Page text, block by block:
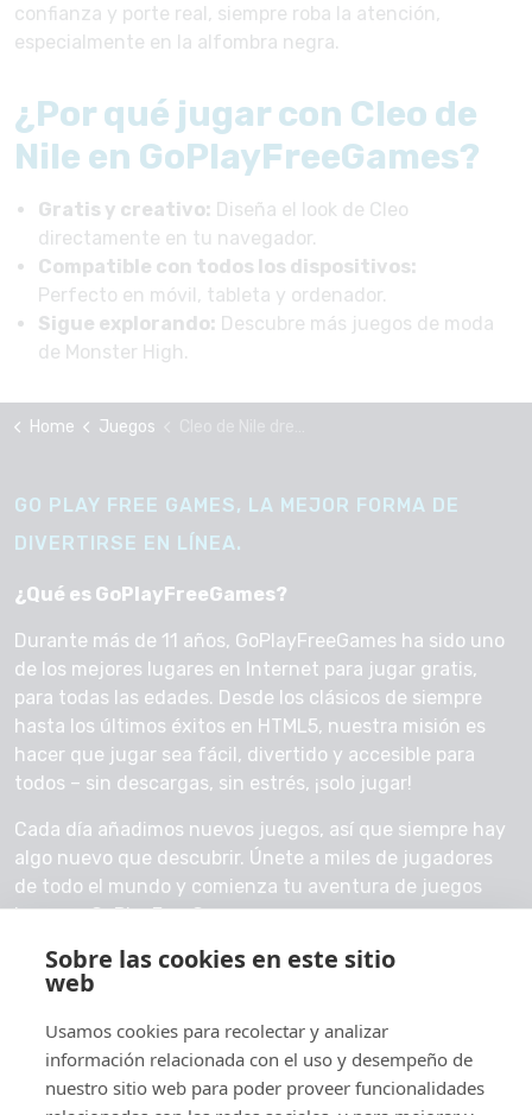
Sobre las cookies en este sitio
web
Usamos cookies para recolectar y analizar
información relacionada con el uso y desempeño de
nuestro sitio web para poder proveer funcionalidades
confianza y porte real, siempre roba la atención,
especialmente en la alfombra negra.
¿Por qué jugar con Cleo de
Nile en GoPlayFreeGames?
Gratis y creativo: Diseña el look de Cleo
directamente en tu navegador.
Compatible con todos los dispositivos:
Perfecto en móvil, tableta y ordenador.
Sigue explorando: Descubre más juegos de moda
de Monster High.
Home Juegos
GO PLAY FREE GAMES, LA MEJOR FORMA DE
DIVERTIRSE EN LÍNEA.
¿Qué es GoPlayFreeGames?
Durante más de 11 años, GoPlayFreeGames ha sido uno
de los mejores lugares en Internet para jugar gratis,
para todas las edades. Desde los clásicos de siempre
hasta los últimos éxitos en HTML5, nuestra misión es
hacer que jugar sea fácil, divertido y accesible para
todos – sin descargas, sin estrés, ¡solo jugar!
Cada día añadimos nuevos juegos, así que siempre hay
algo nuevo que descubrir. Únete a miles de jugadores
de todo el mundo y comienza tu aventura de juegos
hoy con GoPlayFreeGames.
Contáctanos
© 2026 GoPlayFreeGames